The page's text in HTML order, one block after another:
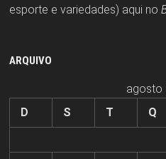
esporte e variedades) aqui no
ARQUIVO
agosto
D
S T Q